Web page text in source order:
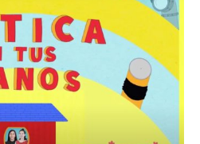
Investigación
en